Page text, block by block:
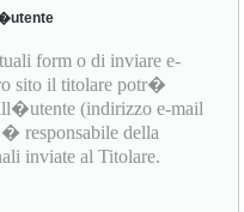
form o di inviare e-
sito il titolare potr�
(indirizzo e-mail
responsabile della
inviate al Titolare.